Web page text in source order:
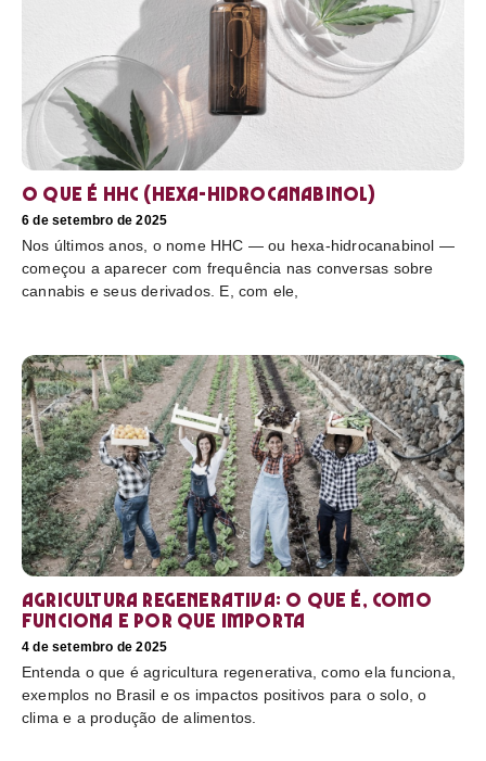
O que é HHC (hexa-hidrocanabinol)
6 de setembro de 2025
Nos últimos anos, o nome HHC — ou hexa-hidrocanabinol —
começou a aparecer com frequência nas conversas sobre
cannabis e seus derivados. E, com ele,
Agricultura regenerativa: o que é, como
funciona e por que importa
4 de setembro de 2025
Entenda o que é agricultura regenerativa, como ela funciona,
exemplos no Brasil e os impactos positivos para o solo, o
clima e a produção de alimentos.